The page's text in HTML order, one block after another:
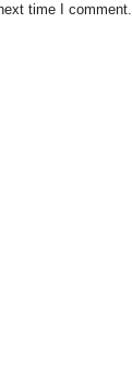
time I comment.